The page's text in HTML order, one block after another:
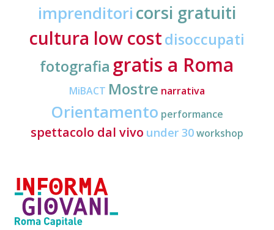
imprenditori corsi gratuiti
cultura low costdisoccupati
fotografia gratis a Roma
MiBACT Mostre narrativa
Orientamento performance
spettacolo dal vivo under 30workshop